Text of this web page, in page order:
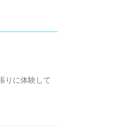
りに体験して